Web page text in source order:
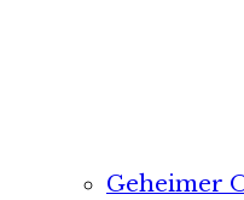
Geheimer